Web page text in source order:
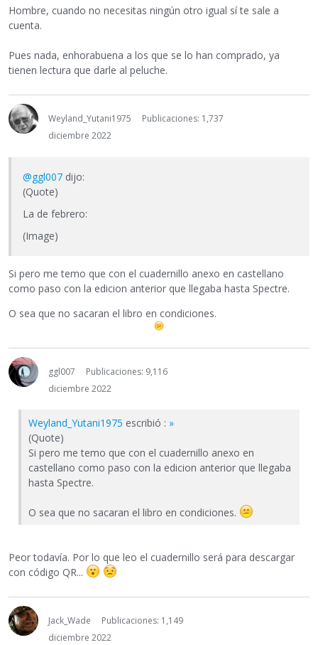
Hombre, cuando no necesitas ningún otro igual sí te sale a
cuenta.
Pues nada, enhorabuena a los que se lo han comprado, ya
tienen lectura que darle al peluche.
Weyland_Yutani1975
Publicaciones: 1,737
diciembre 2022
@ggl007 dijo:
(Quote)
La de febrero:
(Image)
Si pero me temo que con el cuadernillo anexo en castellano
como paso con la edicion anterior que llegaba hasta Spectre.
O sea que no sacaran el libro en condiciones.
ggl007
Publicaciones: 9,116
diciembre 2022
Weyland_Yutani1975 escribió : »
(Quote)
Si pero me temo que con el cuadernillo anexo en
castellano como paso con la edicion anterior que llegaba
hasta Spectre.
O sea que no sacaran el libro en condiciones.
Peor todavía. Por lo que leo el cuadernillo será para descargar
con código QR...
Jack_Wade
Publicaciones: 1,149
diciembre 2022